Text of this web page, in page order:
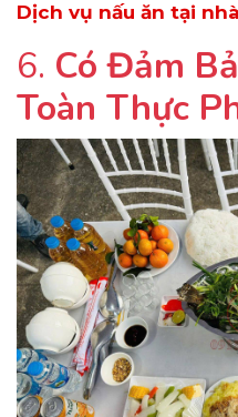
Dịch vụ nấu ăn tại nhà
6. Có Đảm
Toàn Thực